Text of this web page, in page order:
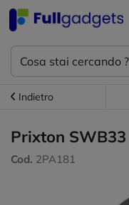
Indietro
Prixton
Cod. 2PA181